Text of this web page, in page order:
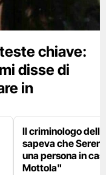
chiave:
disse di
in
Il criminologo
sapeva che
una persona in
Mottola"